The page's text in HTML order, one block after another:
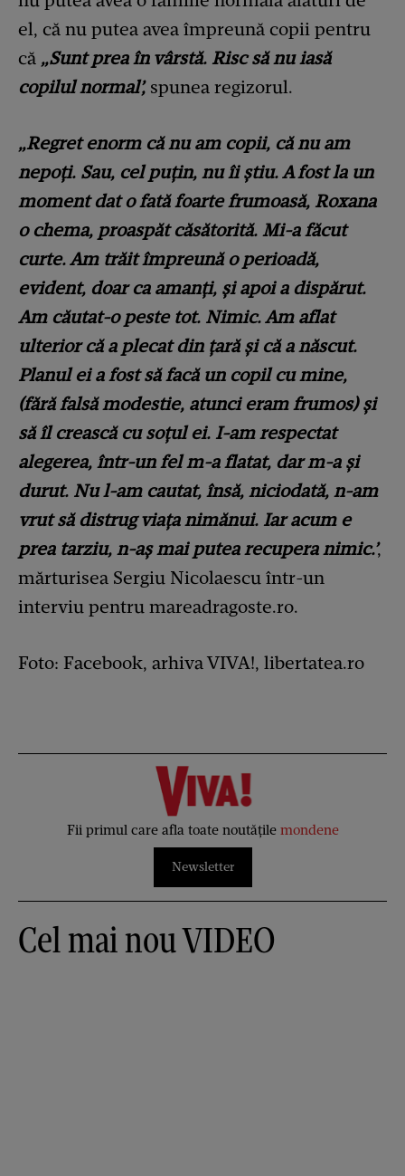
el, că nu putea avea împreună copii pentru
că „Sunt prea în vârstă. Risc să nu iasă
copilul normal’,spunea regizorul.
„Regret enorm că nu am copii, că nu am
nepoți. Sau, cel puțin, nu îi știu. A fost la un
moment dat o fată foarte frumoasă, Roxana
o chema, proaspăt căsătorită. Mi-a făcut
curte. Am trăit împreună o perioadă,
evident, doar ca amanți, și apoi a dispărut.
Am căutat-o peste tot. Nimic. Am aflat
ulterior că a plecat din țară și că a născut.
Planul ei a fost să facă un copil cu mine,
(fără falsă modestie, atunci eram frumos) și
să îl crească cu soțul ei. I-am respectat
alegerea, într-un fel m-a flatat, dar m-a și
durut. Nu l-am cautat, însă, niciodată, n-am
vrut să distrug viața nimănui. Iar acum e
prea tarziu, n-aș mai putea recupera nimic.’,
mărturisea Sergiu Nicolaescu într-un
interviu pentru mareadragoste.ro.
Foto: Facebook, arhiva VIVA!, libertatea.ro
Fii primul care afla toate noutățile mondene
Newsletter
Cel mai nou VIDEO